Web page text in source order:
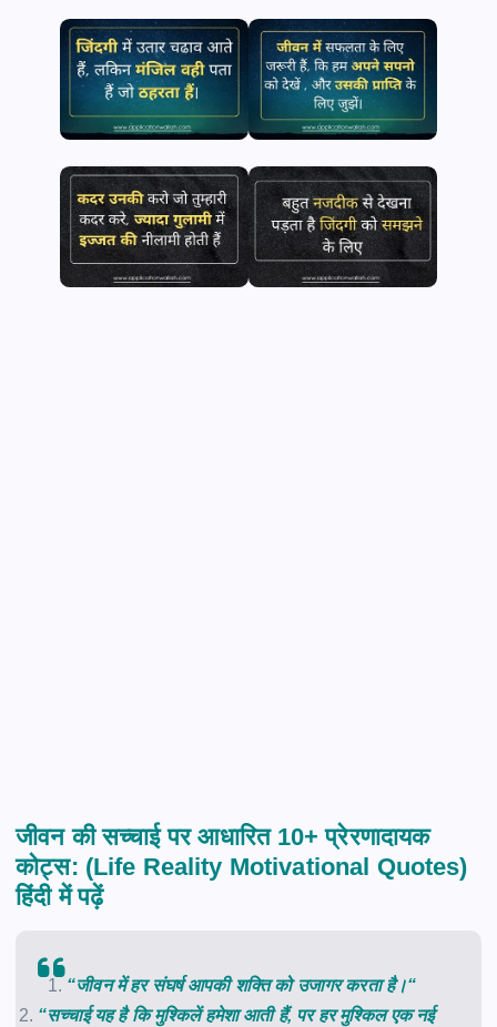
जीवन की सच्चाई पर आधारित 10+ प्रेरणादायक
कोट्स: (Life Reality Motivational Quotes)
हिंदी में पढ़ें
“जीवन में हर संघर्ष आपकी शक्ति को उजागर करता है।“
“सच्चाई यह है कि मुश्किलें हमेशा आती हैं, पर हर मुश्किल एक नई